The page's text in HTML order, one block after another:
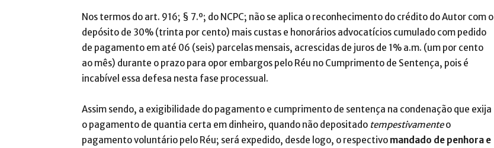
Nos termos do art. 916; § 7.º; do NCPC; não se aplica o reconhecimento do crédito do Autor com o
depósito de 30% (trinta por cento) mais custas e honorários advocatícios cumulado com pedido
de pagamento em até 06 (seis) parcelas mensais, acrescidas de juros de 1% a.m. (um por cento
ao mês) durante o prazo para opor embargos pelo Réu no Cumprimento de Sentença, pois é
incabível essa defesa nesta fase processual.
Assim sendo, a exigibilidade do pagamento e cumprimento de sentença na condenação que exija
o pagamento de quantia certa em dinheiro, quando não depositado tempestivamenteo
pagamento voluntário pelo Réu; será expedido, desde logo, o respectivo mandado de penhora e